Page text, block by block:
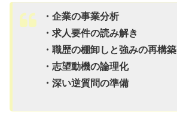
・企業の事業分析
・求人要件の読み解き
・職歴の棚卸しと強みの再構築
・志望動機の論理化
・深い逆質問の準備